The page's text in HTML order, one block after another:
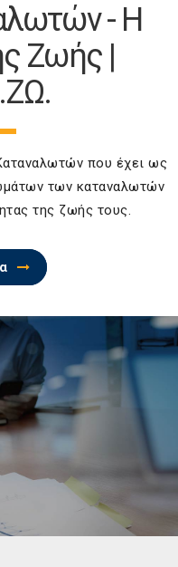
- Η
Ζωής |
που έχει ως
των καταναλωτών
της ζωής τους.